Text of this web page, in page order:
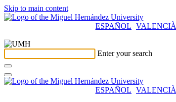
Skip to main content
ESPAÑOL VALENCIÀ
Enter your search
ESPAÑOL VALENCIÀ